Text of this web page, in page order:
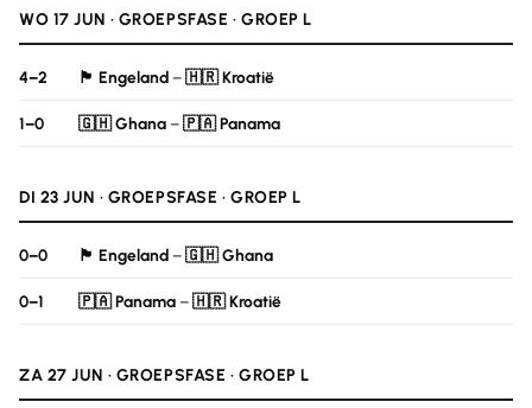
WO 17 JUN · GROEPSFASE · GROEP L
4–2 🏴󠁧󠁢󠁥󠁮󠁧󠁿 Engeland–🇭🇷 Kroatië
1–0 🇬🇭 Ghana–🇵🇦 Panama
DI 23 JUN · GROEPSFASE · GROEP L
0–0 🏴󠁧󠁢󠁥󠁮󠁧󠁿 Engeland–🇬🇭 Ghana
0–1 🇵🇦 Panama–🇭🇷 Kroatië
ZA 27 JUN · GROEPSFASE · GROEP L